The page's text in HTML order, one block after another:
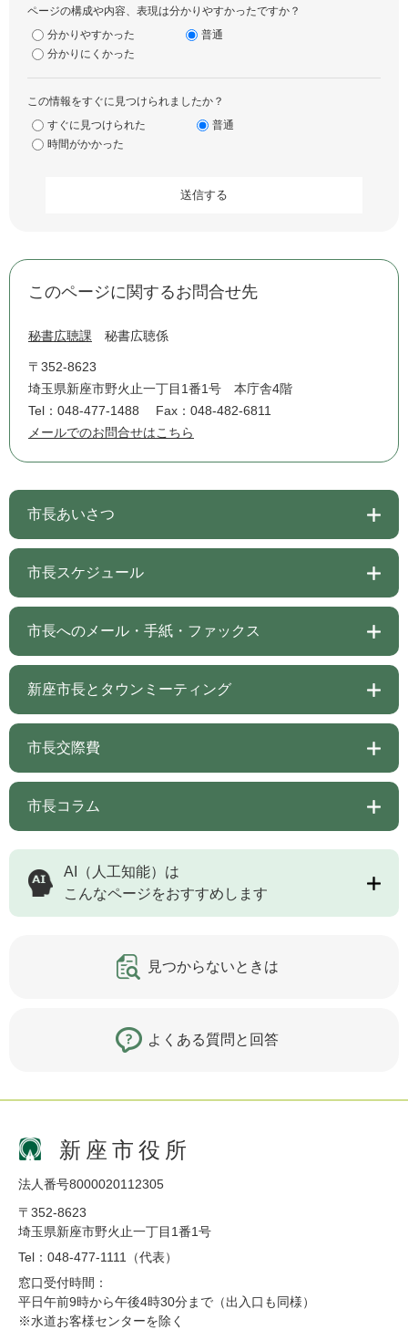
ページの構成や内容、表現は分かりやすかったですか？
分かりやすかった
普通
分かりにくかった
この情報をすぐに見つけられましたか？
すぐに見つけられた
普通
時間がかかった
このページに関するお問合せ先
秘書広聴課 秘書広聴係
〒352-8623
埼玉県新座市野火止一丁目1番1号 本庁舎4階
Tel：048-477-1488
Fax：048-482-6811
メールでのお問合せはこちら
市長あいさつ
市長スケジュール
市長へのメール・手紙・ファックス
新座市長とタウンミーティング
市長交際費
市長コラム
AI（人工知能）は
こんなページをおすすめします
見つからないときは
よくある質問と回答
新座市役所
法人番号8000020112305
〒352-8623
埼玉県新座市野火止一丁目1番1号
Tel：048-477-1111（代表）
窓口受付時間：
平日午前9時から午後4時30分まで（出入口も同様）
※水道お客様センターを除く